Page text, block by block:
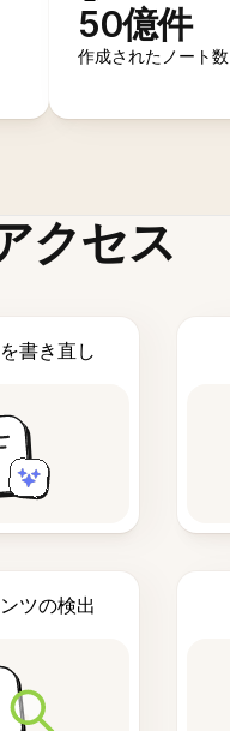
50億件
作成されたノート数
クセス
書き直し
ツの検出